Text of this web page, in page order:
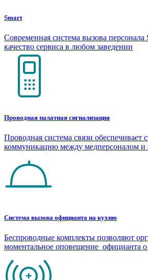
Smart
Современная система вызова персонала
качество сервиса в любом заведении
Проводная палатная сигнализация
Проводная система связи обеспечивает
коммуникацию между медперсоналом и
Система вызова официанта на кухню
Беспроводные комплекты позволяют
моментальное оповещение официанта о